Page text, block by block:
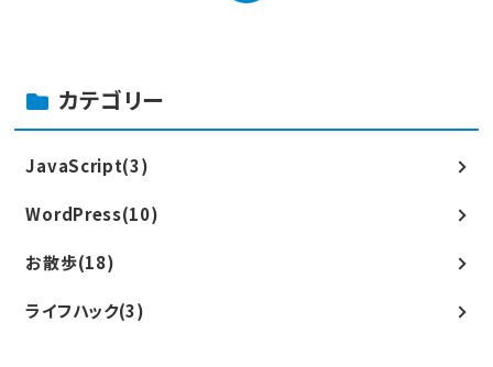
カテゴリー
JavaScript(3)
WordPress(10)
お散歩(18)
ライフハック(3)